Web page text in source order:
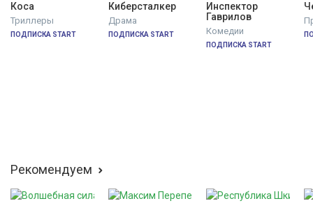
Коса
Триллеры
ПОДПИСКА START
Киберсталкер
Драма
ПОДПИСКА START
Инспектор
Гаврилов
Комедии
ПОДПИСКА START
Рекомендуем